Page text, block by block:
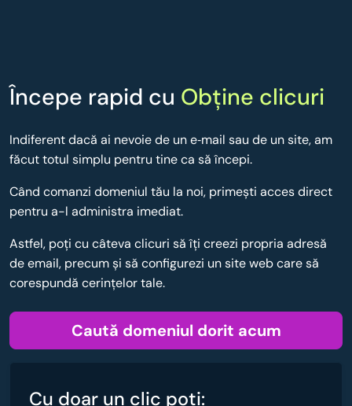
Începe rapid cu Obține clicuri
Indiferent dacă ai nevoie de un e‑mail sau de un site, am
făcut totul simplu pentru tine ca să începi.
Când comanzi domeniul tău la noi, primești acces direct
pentru a-l administra imediat.
Astfel, poţi cu câteva clicuri să îţi creezi propria adresă
de email, precum şi să configurezi un site web care să
corespundă cerinţelor tale.
Caută domeniul dorit acum
Cu doar un clic poţi: